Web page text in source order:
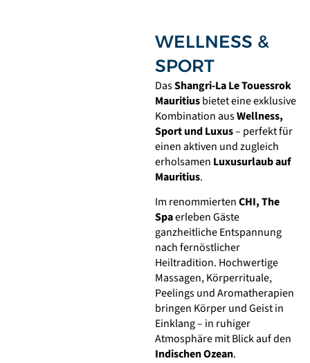
WELLNESS &
SPORT
DasShangri-La Le Touessrok
Mauritiusbietet eine exklusive
Kombination ausWellness,
Sport und Luxus– perfekt für
einen aktiven und zugleich
erholsamen Luxusurlaub auf
Mauritius.
Im renommiertenCHI, The
Spaerleben Gäste
ganzheitliche Entspannung
nach fernöstlicher
Heiltradition. Hochwertige
Massagen, Körperrituale,
Peelings und Aromatherapien
bringen Körper und Geist in
Einklang – in ruhiger
Atmosphäre mit Blick auf den
Indischen Ozean.